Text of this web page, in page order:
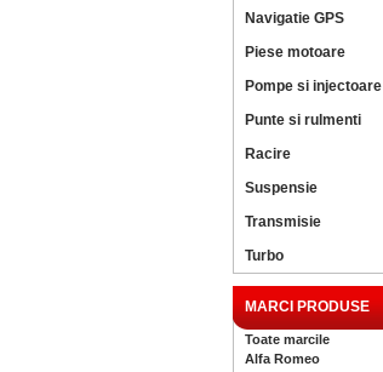
Navigatie GPS
Piese motoare
Pompe si injectoare
Punte si rulmenti
Racire
Suspensie
Transmisie
Turbo
MARCI PRODUSE
Toate marcile
Alfa Romeo